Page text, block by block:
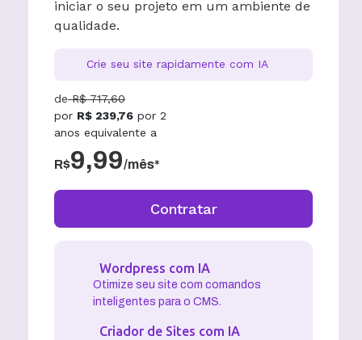
iniciar o seu projeto em um ambiente de
qualidade.
Crie seu site rapidamente com IA
de R$ 717,60
por R$ 239,76 por 2
anos equivalente a
R$9,99/mês*
Contratar
Wordpress com IA
Otimize seu site com comandos
inteligentes para o CMS.
Criador de Sites com IA